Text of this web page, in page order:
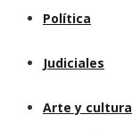
Política
Judiciales
Arte y cultura